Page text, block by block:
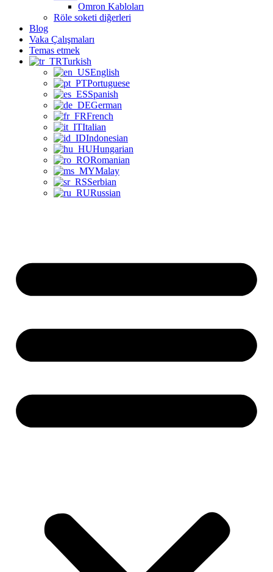
Omron Kabloları
Röle soketi diğerleri
Blog
Vaka Çalışmaları
Temas etmek
Turkish
English
Portuguese
Spanish
German
French
Italian
Indonesian
Hungarian
Romanian
Malay
Serbian
Russian